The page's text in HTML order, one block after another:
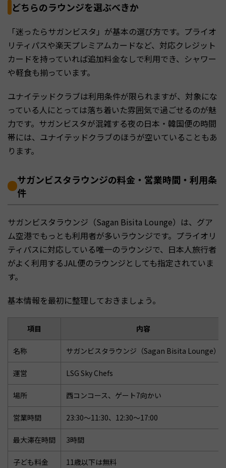
どちらのラウンジを選ぶべきか
「迷ったらサガンビスタ」が基本の選び方です。プライオ
リティパスや楽天プレミアムカードなど、対応クレジット
カードを持っていれば追加料金なしで利用でき、シャワー
や軽食も揃っています。
ユナイテッドクラブは利用条件が限られますが、対象にな
っている人にとっては落ち着いた雰囲気で過ごせるのが魅
力です。サガンビスタが混雑する夜の日本・韓国便の時間
帯には、ユナイテッドクラブのほうが空いていることもあ
ります。
サガンビスタラウンジの料金・営業時間・利用条
件
サガンビスタラウンジ（Sagan Bisita Lounge）は、グア
ム空港でもっとも利用者が多いラウンジです。プライオリ
ティパスに対応している唯一のラウンジで、日本人旅行者
がよく利用するJAL便のラウンジとしても指定されていま
す。
基本情報を最初に整理しておきましょう。
項目 内容
名称 サガンビスタラウンジ（Sagan Bisita Lounge）
運営 LSG Sky Chefs
場所 西コンコース、ゲート7向かい
営業時間 23:30〜11:30、12:30〜17:00
最大滞在時間 3時間
子ども料金 11歳以下は無料